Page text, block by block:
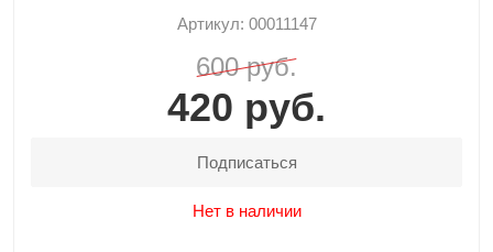
Артикул: 00011147
600 руб.
420 руб.
Подписаться
Нет в наличии